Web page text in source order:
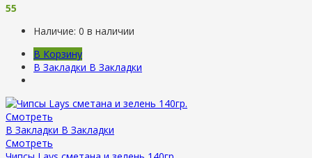
55
Наличие: 0 в наличии
В Корзину
В Закладки В Закладки
Смотреть
В Закладки В Закладки
Смотреть